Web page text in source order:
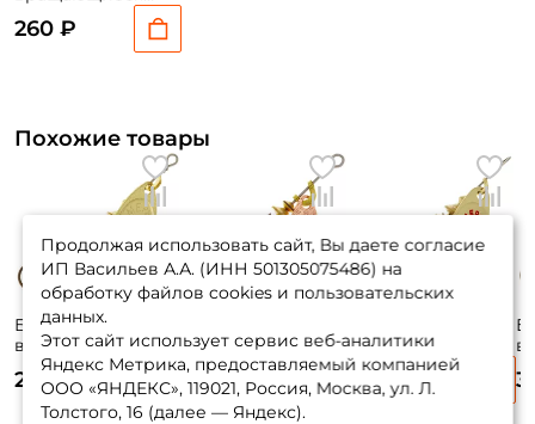
2,5гр. #BL
260 ₽
Похожие товары
Блесна
вращающиеся
Mepps Aglia №2
4,5гр. #G
260 ₽
вращающиеся
Mepps Aglia Long
№0 2,5гр. #C
300 ₽
вращающиеся
Mepps Comet Pts
№1 3,5гр. #Red G
320 ₽
Продолжая использовать сайт, Вы даете согласие
ИП Васильев А.А. (ИНН 501305075486) на
обработку файлов cookies и пользовательских
данных.
Этот сайт использует сервис веб-аналитики
Яндекс Метрика, предоставляемый компанией
ООО «ЯНДЕКС», 119021, Россия, Москва, ул. Л.
Толстого, 16 (далее — Яндекс).